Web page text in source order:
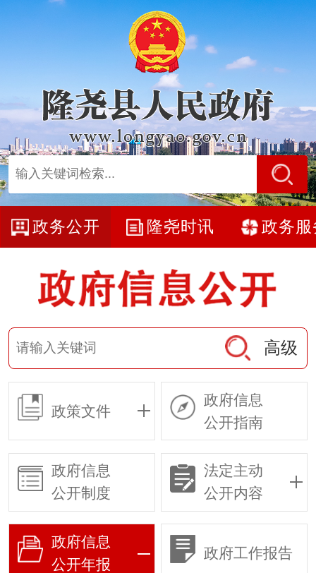
政务公开 隆尧时讯 政务服
高级
政策文件
政府信息
公开指南
政府信息
公开制度
法定主动
公开内容
政府信息
公开年报
政府工作报告